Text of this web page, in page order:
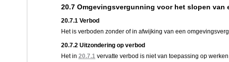
20.7 Omgevingsvergunning voor het slopen van
20.7.1 Verbod
Het is verboden zonder of in afwijking van een
20.7.2 Uitzondering op verbod
Het in 20.7.1 vervatte verbod is niet van toepassing op